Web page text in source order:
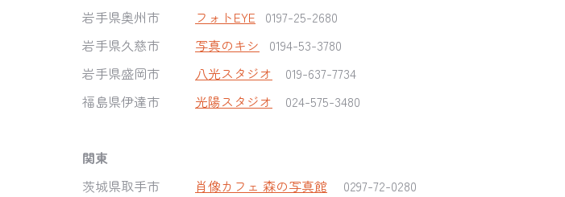
岩手県奥州市
フォトEYE 0197-25-2680
岩手県久慈市 写真のキシ
0194-53-3780
岩手県盛岡市 八光スタジオ
019-637-7734
福島県伊達市 光陽スタジオ 024-575-3480
関東
茨城県取手市
肖像カフェ 森の写真館
0297-72-0280